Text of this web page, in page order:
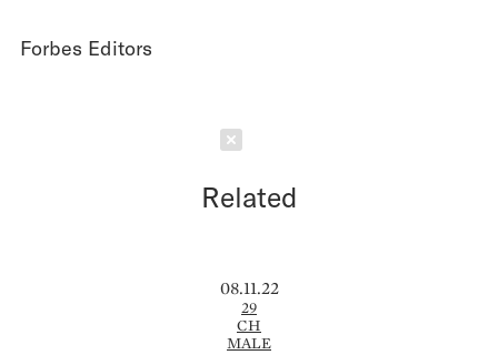
Forbes Editors
Related
08.11.22
29
CH
MALE